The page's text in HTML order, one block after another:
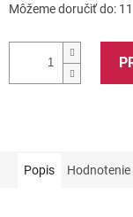
Môžeme doručiť do:
Popis Hodnotenie